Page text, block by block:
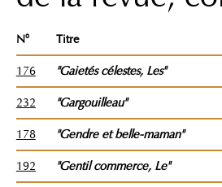
N° Titre
176 "Gaietés célestes, Les"
232 "Gargouilleau"
178 "Gendre et belle-maman"
192 "Gentil commerce, Le"